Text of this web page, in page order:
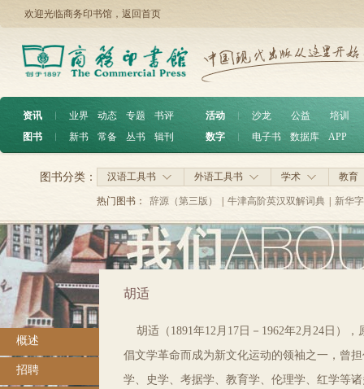
欢迎光临商务印书馆， 返回首页
资讯 ︱ 业界 动态 专题
书评
图书
︱ 新书 常备 丛书 辑刊
活动 沙龙 公益
培训
数字
电子书 数据库 APP
汉语工具书 外语工具书 学术 教育
图书分类：
热门图书： 辞源（第三版） 牛津高阶英汉双解词典 新华
概述
招聘
胡适
胡适（1891年12月17日－1962年2月24日）
倡文学革命而成为新文化运动的领袖之一，曾
学、史学、考据学、教育学、伦理学、红学等